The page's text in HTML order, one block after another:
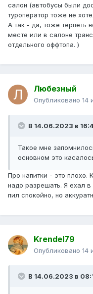
салон (автобусы были
туроператор тоже не
А так - да, тоже терпеть
месте или в салоне
отдельного оффтопа. )
Любезный
Опубликовано 14
В 14.06.2023 в
Такое мне
основном это
Про напитки - это плохо.
надо разрешать. Я ехал
пил спокойно, но
Krendel79
Опубликовано 14
В 14.06.2023 в